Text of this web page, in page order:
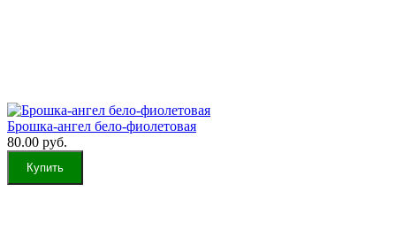
Брошка-ангел бело-фиолетовая
80.00 руб.